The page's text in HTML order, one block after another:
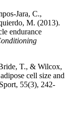
Jara, C.,
M. (2013).
endurance
T., & Wilcox,
cell size and
55(3), 242-